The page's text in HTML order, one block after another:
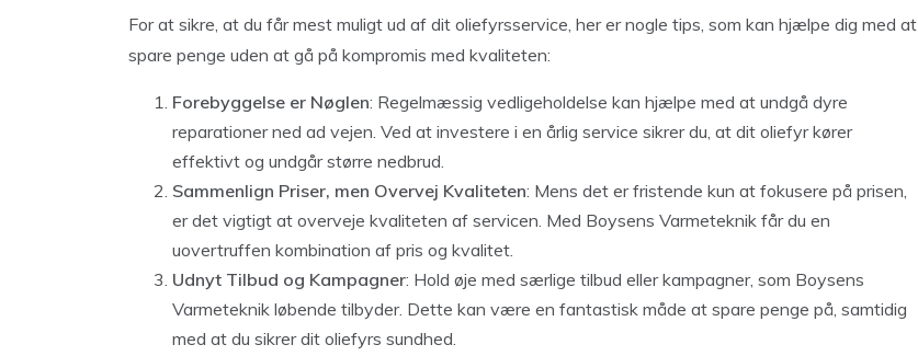
For at sikre, at du får mest muligt ud af dit oliefyrsservice, her er nogle tips, som kan hjælpe dig med at
spare penge uden at gå på kompromis med kvaliteten:
Forebyggelse er Nøglen: Regelmæssig vedligeholdelse kan hjælpe med at undgå dyre
reparationer ned ad vejen. Ved at investere i en årlig service sikrer du, at dit oliefyr kører
effektivt og undgår større nedbrud.
Sammenlign Priser, men Overvej Kvaliteten: Mens det er fristende kun at fokusere på prisen,
er det vigtigt at overveje kvaliteten af servicen. Med Boysens Varmeteknik får du en
uovertruffen kombination af pris og kvalitet.
Udnyt Tilbud og Kampagner: Hold øje med særlige tilbud eller kampagner, som Boysens
Varmeteknik løbende tilbyder. Dette kan være en fantastisk måde at spare penge på, samtidig
med at du sikrer dit oliefyrs sundhed.